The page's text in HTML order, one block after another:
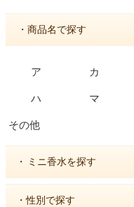
・商品名で探す
ア カ
ハ マ
その他
・ ミニ香水を探す
・性別で探す